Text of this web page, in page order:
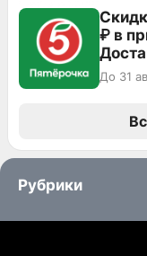
₽ в
До 31
Рубрики